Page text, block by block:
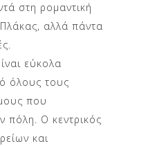
στη ρομαντική
αλλά πάντα
εύκολα
όλους τους
που
πόλη. Ο κεντρικός
και